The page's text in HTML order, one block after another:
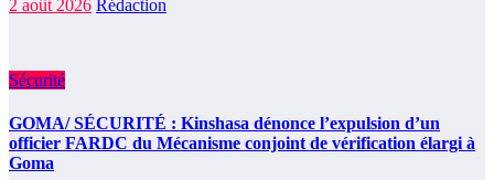
2 août 2026 Rédaction
Sécurité
GOMA/ SÉCURITÉ : Kinshasa dénonce l’expulsion d’un
officier FARDC du Mécanisme conjoint de vérification élargi à
Goma